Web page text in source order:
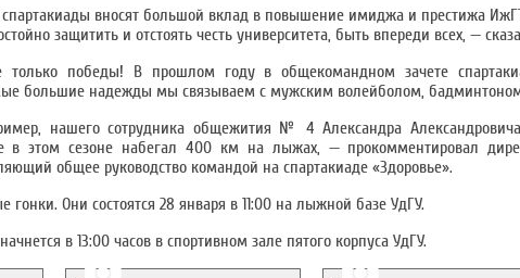
спартакиады вносят большой вклад в повышение имиджа и престижа
защитить и отстоять честь университета, быть впереди всех, —
победы! В прошлом году в общекомандном зачете
большие надежды мы связываем с мужским волейболом,
нашего сотрудника общежития № 4 Александра
этом сезоне набегал 400 км на лыжах, — прокомментировал
общее руководство командой на спартакиаде «Здоровье».
Они состоятся 28 января в 11:00 на лыжной базе УдГУ.
в 13:00 часов в спортивном зале пятого корпуса УдГУ.